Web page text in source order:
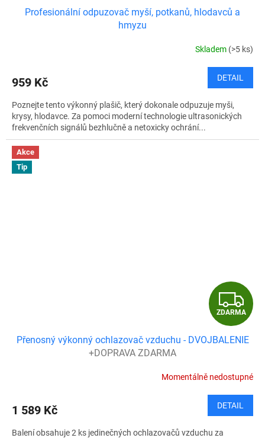
Profesionální odpuzovač myší, potkanů, hlodavců a
hmyzu
Skladem (>5 ks)
959 Kč DETAIL
Poznejte tento výkonný plašič, který dokonale odpuzuje myši,
krysy, hlodavce. Za pomoci moderní technologie ultrasonických
frekvenčních signálů bezhlučně a netoxicky ochrání...
Akce
Tip
Z
D
A
R
M
A
ZDARMA
Přenosný výkonný ochlazovač vzduchu - DVOJBALENIE
+DOPRAVA ZDARMA
Momentálně nedostupné
1 589 Kč DETAIL
Balení obsahuje 2 ks jedinečných ochlazovačů vzduchu za